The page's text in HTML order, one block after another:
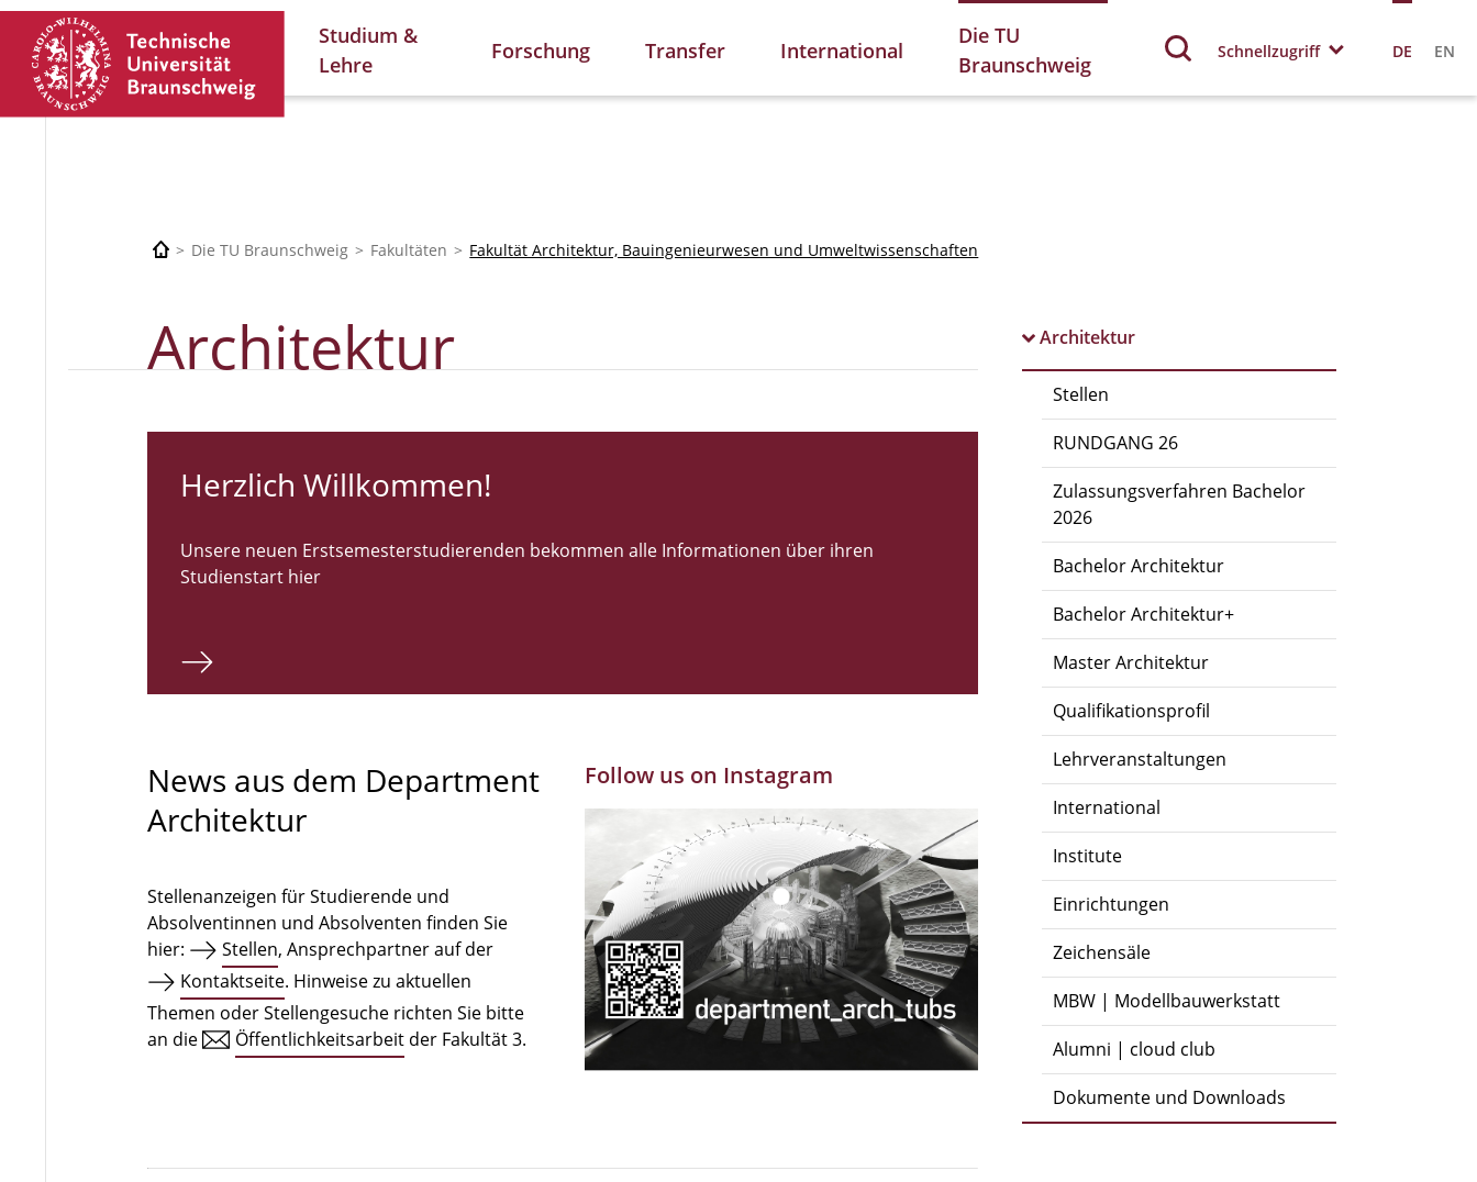
Studium &
Lehre
Forschung Transfer International
Die TU
Braunschweig
Schnellzugriff DE EN
Die TU Braunschweig Fakultäten Fakultät Architektur, Bauingenieurwesen und Umweltwissenschaften
Architektur
Stellen
RUNDGANG 26
Zulassungsverfahren Bachelor
2026
Bachelor Architektur
Bachelor Architektur+
Master Architektur
Qualifikationsprofil
Lehrveranstaltungen
International
Institute
Einrichtungen
Zeichensäle
MBW | Modellbauwerkstatt
Alumni | cloud club
Dokumente und Downloads
Architektur
Herzlich Willkommen!
Unsere neuen Erstsemesterstudierenden bekommen alle Informationen über ihren
Studienstart hier
News aus dem Department
Architektur
Stellenanzeigen für Studierende und
Absolventinnen und Absolventen finden Sie
hier:
Stellen, Ansprechpartner auf der
Kontaktseite. Hinweise zu aktuellen
Themen oder Stellengesuche richten Sie bitte
an die
Öffentlichkeitsarbeit der Fakultät 3.
Follow us on Instagram